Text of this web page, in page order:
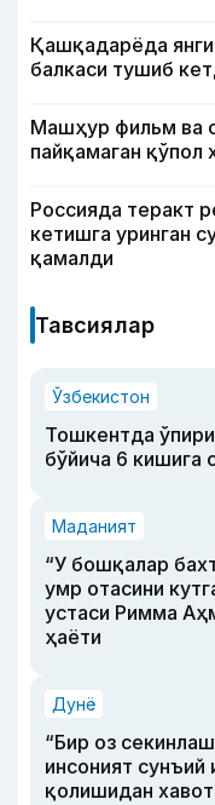
Қашқадарёда янги
балкаси тушиб
Машҳур фильм ва
пайқамаган қўпол
Россияда теракт
кетишга уринган
қамалди
Тавсиялар
Ўзбекистон
Тошкентда
бўйича 6 кишига
Маданият
“У бошқалар
умр отасини
устаси Римма
ҳаёти
Дунё
“Бир оз
инсоният
қолишидан